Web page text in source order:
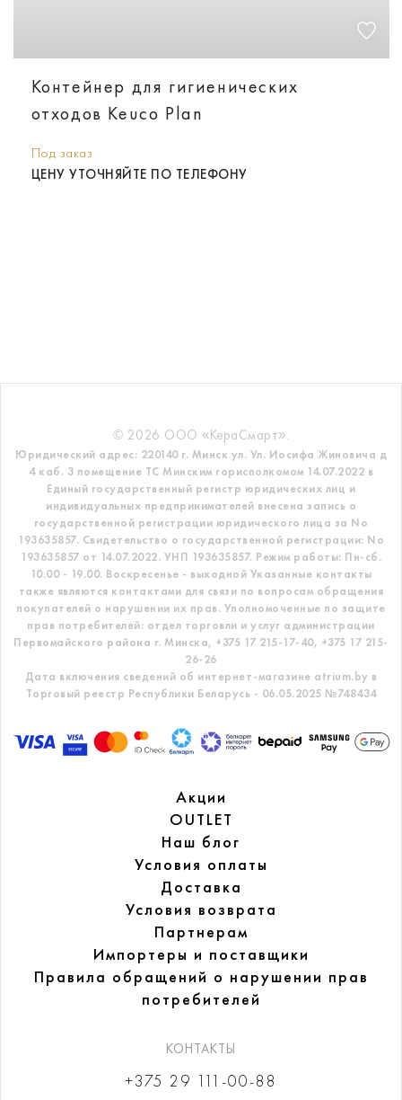
Контейнер для гигиенических
отходов Keuco Plan
Под заказ
ЦЕНУ УТОЧНЯЙТЕ ПО ТЕЛЕФОНУ
© 2026 ООО «КераСмарт».
Юридический адрес: 220140 г. Минск ул. Ул. Иосифа Жиновича д
4 каб. 3 помещение ТС Минским горисполкомом 14.07.2022 в
Единый государственный регистр юридических лиц и
индивидуальных предпринимателей внесена запись о
государственной регистрации юридического лица за No
193635857. Свидетельство о государственной регистрации: No
193635857 от 14.07.2022. УНП 193635857. Режим работы: Пн-сб.
10.00 - 19.00. Воскресенье - выходной Указанные контакты
также являются контактами для связи по вопросам обращения
покупателей о нарушении их прав. Уполномоченные по защите
прав потребителей: отдел торговли и услуг администрации
Первомайского района г. Минска, +375 17 215-17-40, +375 17 215-
26-26
Дата включения сведений об интернет-магазине atrium.by в
Торговый реестр Республики Беларусь - 06.05.2025 №748434
Акции
OUTLET
Наш блог
Условия оплаты
Доставка
Условия возврата
Партнерам
Импортеры и поставщики
Правила обращений о нарушении прав
потребителей
КОНТАКТЫ
+375 29 111-00-88